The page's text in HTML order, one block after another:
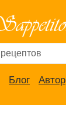
Блог Автор